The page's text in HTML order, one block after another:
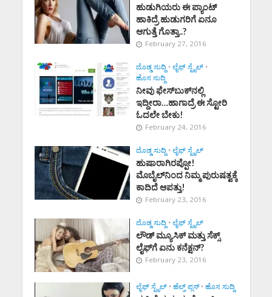
ಹುಡುಗಿಯರು ಈ ಪ್ಯಾಂಟ್
ಹಾಕಿದ್ರೆ ಹುಡುಗರಿಗೆ ಏನೂ
ಆಗುತ್ತೆ ಗೊತ್ತಾ..?
February 27, 2016
ದೊಡ್ಡ ಸುದ್ದಿ • ಲೈಫ್ ಸ್ಟೈಲ್ •
ಹೊಸ ಸುದ್ದಿ
ನೀವು ಫೇಸ್‌ಬುಕ್‌ನಲ್ಲಿ
ಇದ್ದೀರಾ…ಹಾಗಾದ್ರೆ ಈ ಸ್ಟೋರಿ
ಓದಲೇ ಬೇಕು!
February 24, 2016
ದೊಡ್ಡ ಸುದ್ದಿ • ಲೈಫ್ ಸ್ಟೈಲ್
ಹುಷಾರಾಗಿರಪ್ಪೋ!
ಮೊಬೈಲ್‌ನಿಂದ ನಿಮ್ಮ ಪುರುಷತ್ವಕ್ಕೆ
ಕಾದಿದೆ ಆಪತ್ತು!
February 23, 2016
ದೊಡ್ಡ ಸುದ್ದಿ • ಲೈಫ್ ಸ್ಟೈಲ್
ಲೌಡ್‌ ಮ್ಯೂಸಿಕ್‌ ಮತ್ತು ಸೆಕ್ಸ್‌
ಲೈಫ್‌ಗೆ ಏನು ಕನೆಕ್ಷನ್‌?
February 23, 2016
ಲೈಫ್ ಸ್ಟೈಲ್ • ಹೆಲ್ತ್ ಪ್ಲಸ್ • ಹೊಸ ಸುದ್ದಿ